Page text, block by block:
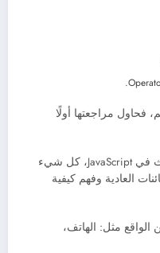
فحاول مراجعتها أولًا
Objects جيدًا حيث في JavaScript، كل شيء
العادية وفهم كيفية
مثل: الهاتف،